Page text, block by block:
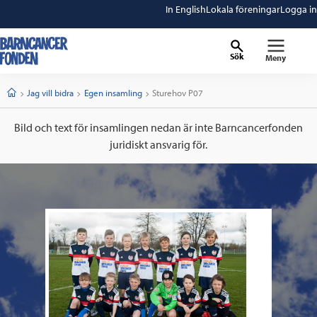
In EnglishLokala föreningarLogga in
Sök Meny
StartJag vill bidra Egen insamling Current:
Sturehov P07
Bild och text för insamlingen nedan är inte Barncancerfonden
juridiskt ansvarig för.